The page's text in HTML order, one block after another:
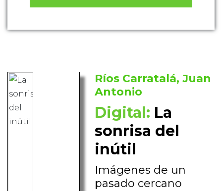
Ríos Carratalá, Juan
Antonio
Digital: La
sonrisa del
inútil
Imágenes de un
pasado cercano